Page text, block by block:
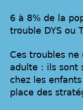
6 à 8% de la
trouble DYS ou
Ces troubles ne
adulte : ils sont
chez les
place des